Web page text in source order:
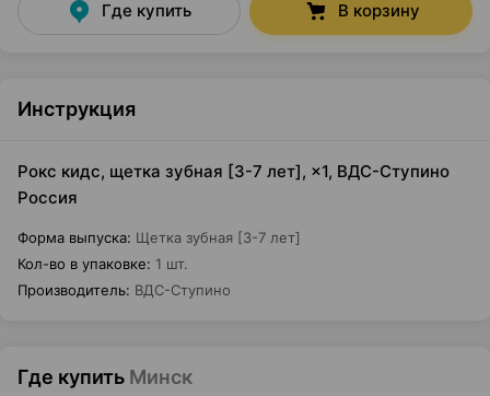
Где купить В корзину
Инструкция
Рокс кидс, щетка зубная [3-7 лет], ×1, ВДС-Ступино
Россия
Форма выпуска: Щетка зубная [3-7 лет]
Кол-во в упаковке: 1 шт.
Производитель: ВДС-Ступино
Где купить Минск